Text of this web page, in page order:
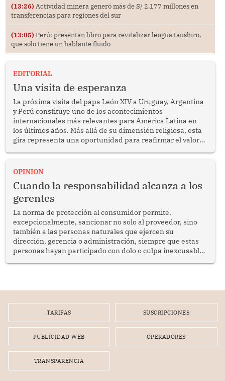
(13:26) Actividad minera generó más de S/ 2,177 millones en
transferencias para regiones del sur
(13:05) Perú: presentan libro para revitalizar lengua taushiro,
que solo tiene un hablante fluido
EDITORIAL
Una visita de esperanza
La próxima visita del papa León XIV a Uruguay, Argentina
y Perú constituye uno de los acontecimientos
internacionales más relevantes para América Latina en
los últimos años. Más allá de su dimensión religiosa, esta
gira representa una oportunidad para reafirmar el valor
enfrenta desafíos en materia de desarrollo, cohesión
OPINION
Cuando la responsabilidad alcanza a los
gerentes
La norma de protección al consumidor permite,
excepcionalmente, sancionar no solo al proveedor, sino
también a las personas naturales que ejercen su
dirección, gerencia o administración, siempre que estas
personas hayan participado con dolo o culpa inexcusable
por la frustrada realización de un meet and greet con
TARIFAS SUSCRIPCIONES
PUBLICIDAD WEB OPERADORES
TRANSPARENCIA